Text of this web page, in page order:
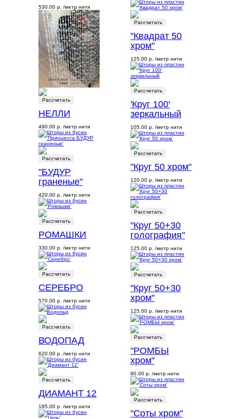
530.00 р. /метр нити
Рассчитать
НЕЛЛИ
490.00 р. /метр нити
Рассчитать
"БУДУР
граненые"
420.00 р. /метр нити
Рассчитать
РОМАШКИ
330.00 р. /метр нити
Рассчитать
СЕРЕБРО
570.00 р. /метр нити
Рассчитать
ВОДОПАД
620.00 р. /метр нити
Рассчитать
ДИАМАНТ 12
185.00 р. /метр нити
Рассчитать
"Квадрат 50
хром"
125.00 р. /метр нити
Рассчитать
'Круг 100'
зеркальный
105.00 р. /метр нити
Рассчитать
"Круг 50 хром"
120.00 р. /метр нити
Рассчитать
"Круг 50+30
голография"
125.00 р. /метр нити
Рассчитать
"Круг 50+30
хром"
125.00 р. /метр нити
Рассчитать
"РОМБЫ
хром"
80.00 р. /метр нити
Рассчитать
"Соты хром"